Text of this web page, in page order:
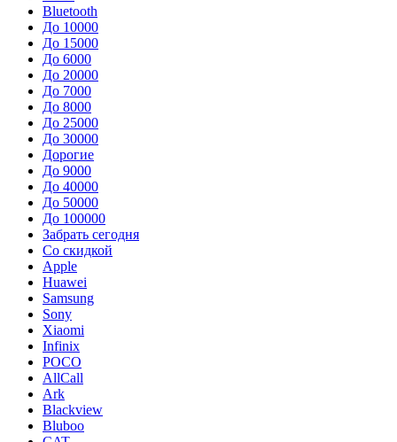
Bluetooth
До 10000
До 15000
До 6000
До 20000
До 7000
До 8000
До 25000
До 30000
Дорогие
До 9000
До 40000
До 50000
До 100000
Забрать сегодня
Со скидкой
Apple
Huawei
Samsung
Sony
Xiaomi
Infinix
POCO
AllCall
Ark
Blackview
Bluboo